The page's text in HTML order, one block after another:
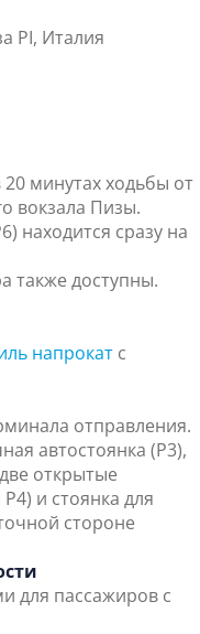
PI, Италия
минутах ходьбы от
вокзала Пизы.
находится сразу на
также доступны.
напрокат с
отправления.
автостоянка (P3),
открытые
и стоянка для
стороне
для пассажиров с